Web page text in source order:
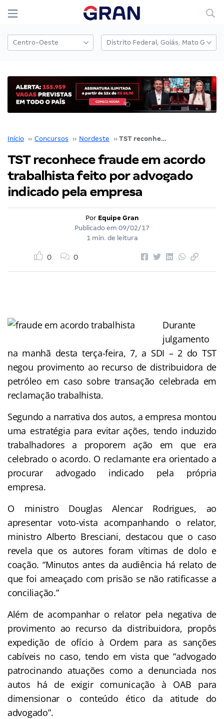
Início ›› Concursos ›› Nordeste ›› TST reconhece fraude em acordo trabalhista feito por advogado indicado pela empresa
TST reconhece fraude em acordo
trabalhista feito por advogado
indicado pela empresa
Por Equipe Gran
Publicado em 09/02/17
1 min. de leitura
0 0
Durante
julgamento
na manhã desta terça-feira, 7, a SDI – 2 do TST
negou provimento ao recurso de distribuidora de
petróleo em caso sobre transação celebrada em
reclamação trabalhista.
Segundo a narrativa dos autos, a empresa montou
uma estratégia para evitar ações, tendo induzido
trabalhadores a proporem ação em que era
celebrado o acordo. O reclamante era orientado a
procurar advogado indicado pela própria
empresa.
O ministro Douglas Alencar Rodrigues, ao
apresentar voto-vista acompanhando o relator,
ministro Alberto Bresciani, destacou que o caso
revela que os autores foram vítimas de dolo e
coação. “Minutos antes da audiência há relato de
que foi ameaçado com prisão se não ratificasse a
conciliação.”
Além de acompanhar o relator pela negativa de
provimento ao recurso da distribuidora, propôs
expedição de ofício à Ordem para as sanções
cabíveis no caso, tendo em vista que “advogado
patrocinando atuações como a denunciada nos
autos há de exigir comunicação à OAB para
dimensionar o conteúdo ético da atitude do
advogado”.